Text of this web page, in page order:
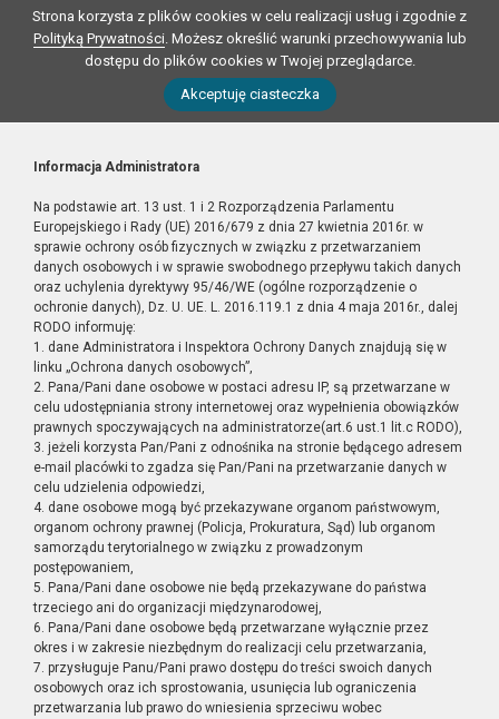
Strona korzysta z plików cookies w celu realizacji usług i zgodnie z
Polityką Prywatności. Możesz określić warunki przechowywania lub
dostępu do plików cookies w Twojej przeglądarce.
Akceptuję ciasteczka
Informacja Administratora
Na podstawie art. 13 ust. 1 i 2 Rozporządzenia Parlamentu
Europejskiego i Rady (UE) 2016/679 z dnia 27 kwietnia 2016r. w
sprawie ochrony osób fizycznych w związku z przetwarzaniem
danych osobowych i w sprawie swobodnego przepływu takich danych
oraz uchylenia dyrektywy 95/46/WE (ogólne rozporządzenie o
ochronie danych), Dz. U. UE. L. 2016.119.1 z dnia 4 maja 2016r., dalej
RODO informuję:
1. dane Administratora i Inspektora Ochrony Danych znajdują się w
linku „Ochrona danych osobowych”,
2. Pana/Pani dane osobowe w postaci adresu IP, są przetwarzane w
celu udostępniania strony internetowej oraz wypełnienia obowiązków
prawnych spoczywających na administratorze(art.6 ust.1 lit.c RODO),
3. jeżeli korzysta Pan/Pani z odnośnika na stronie będącego adresem
e-mail placówki to zgadza się Pan/Pani na przetwarzanie danych w
celu udzielenia odpowiedzi,
4. dane osobowe mogą być przekazywane organom państwowym,
organom ochrony prawnej (Policja, Prokuratura, Sąd) lub organom
samorządu terytorialnego w związku z prowadzonym
postępowaniem,
5. Pana/Pani dane osobowe nie będą przekazywane do państwa
trzeciego ani do organizacji międzynarodowej,
6. Pana/Pani dane osobowe będą przetwarzane wyłącznie przez
okres i w zakresie niezbędnym do realizacji celu przetwarzania,
7. przysługuje Panu/Pani prawo dostępu do treści swoich danych
osobowych oraz ich sprostowania, usunięcia lub ograniczenia
przetwarzania lub prawo do wniesienia sprzeciwu wobec